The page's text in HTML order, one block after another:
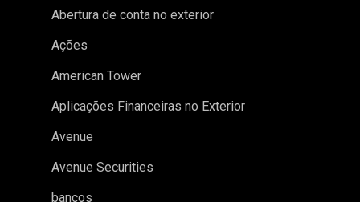
Abertura de conta no exterior
Ações
American Tower
Aplicações Financeiras no Exterior
Avenue
Avenue Securities
bancos